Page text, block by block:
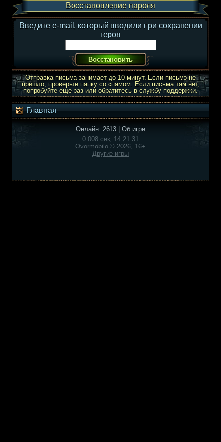
Восстановление пароля
Введите e-mail, который вводили при сохранении
героя
Отправка письма занимает до 10 минут. Если письмо не
пришло, проверьте папку со спамом. Если письма там нет,
попробуйте еще раз или обратитесь в службу поддержки.
Главная
Онлайн: 2613
Об игре
0.008 сек, 14:21:31
Overmobile © 2026, 16+
Другие игры